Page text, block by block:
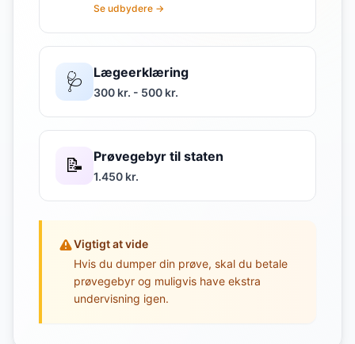
Se udbydere →
🩺 Lægeerklæring
300 kr. - 500 kr.
📝 Prøvegebyr til staten
1.450 kr.
Vigtigt at vide
Hvis du dumper din prøve, skal du betale
prøvegebyr og muligvis have ekstra
undervisning igen.